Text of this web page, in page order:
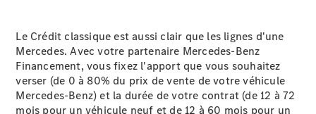
de contact
Le Crédit classique est aussi clair que les lignes d'une
Mercedes. Avec votre partenaire Mercedes-Benz
Financement, vous fixez l'apport que vous souhaitez
verser (de 0 à 80% du prix de vente de votre véhicule
Mercedes-Benz) et la durée de votre contrat (de 12 à 72
mois pour un véhicule neuf et de 12 à 60 mois pour un